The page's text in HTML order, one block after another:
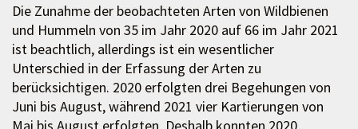
Die Zunahme der beobachteten Arten von Wildbienen
und Hummeln von 35 im Jahr 2020 auf 66 im Jahr 2021
ist beachtlich, allerdings ist ein wesentlicher
Unterschied in der Erfassung der Arten zu
berücksichtigen. 2020 erfolgten drei Begehungen von
Juni bis August, während 2021 vier Kartierungen von